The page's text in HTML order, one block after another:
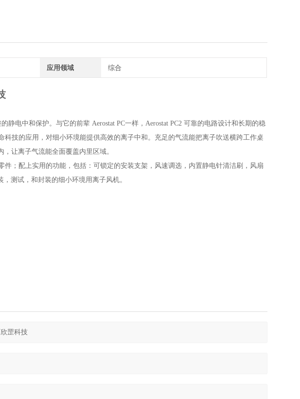
应用领域 综合
静电中和保护。与它的前辈 Aerostat PC一样，Aerostat PC2 可靠的电路设计和长期的稳
技的应用，对细小环境能提供高效的离子中和。充足的气流能把离子吹送横跨工作桌
，让离子气流能全面覆盖内里区域。
件；配上实用的功能，包括：可锁定的安装支架，风速调选，内置静电针清洁刷，风扇
测试，和封装的细小环境用离子风机。